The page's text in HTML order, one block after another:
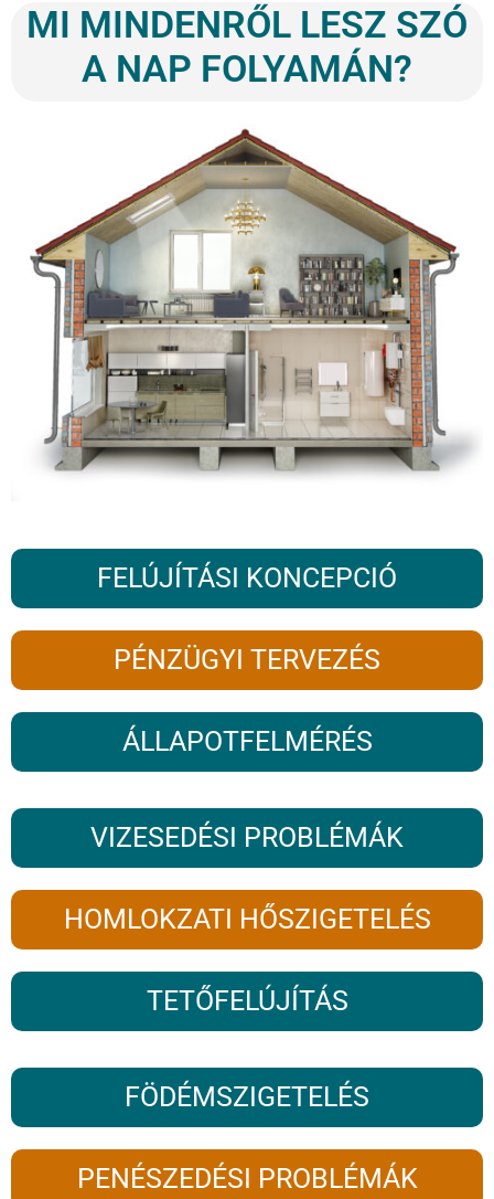
MI MINDENRŐL LESZ SZÓ
A NAP FOLYAMÁN?
FELÚJÍTÁSI KONCEPCIÓ
PÉNZÜGYI TERVEZÉS
ÁLLAPOTFELMÉRÉS
VIZESEDÉSI PROBLÉMÁK
HOMLOKZATI HŐSZIGETELÉS
TETŐFELÚJÍTÁS
FÖDÉMSZIGETELÉS
PENÉSZEDÉSI PROBLÉMÁK